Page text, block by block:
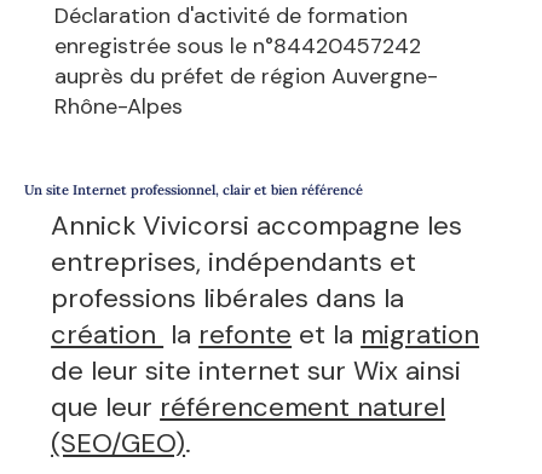
Déclaration d'activité de formation
enregistrée sous le n°84420457242
auprès du préfet de région Auvergne-
Rhône-Alpes
Un site Internet professionnel, clair et bien référencé
Annick Vivicorsi accompagne les
entreprises, indépendants et
professions libérales dans la
création la refonte et la migration
de leur site internet sur Wix ainsi
que leur référencement naturel
(SEO/GEO).